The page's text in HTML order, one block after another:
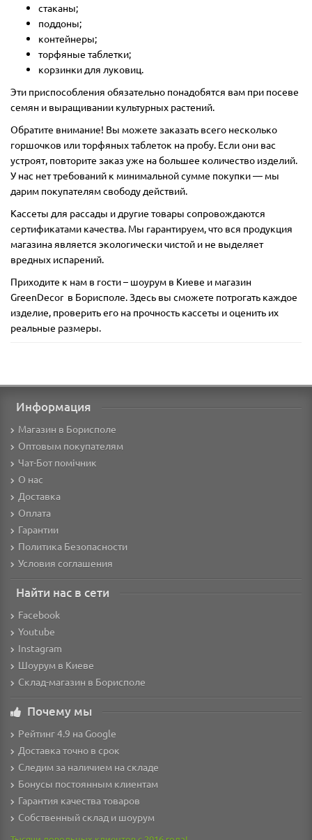
стаканы;
поддоны;
контейнеры;
торфяные таблетки;
корзинки для луковиц.
Эти приспособления обязательно понадобятся вам при посеве
семян и выращивании культурных растений.
Обратите внимание! Вы можете заказать всего несколько
горшочков или торфяных таблеток на пробу. Если они вас
устроят, повторите заказ уже на большее количество изделий.
У нас нет требований к минимальной сумме покупки — мы
дарим покупателям свободу действий.
Кассеты для рассады и другие товары сопровождаются
сертификатами качества. Мы гарантируем, что вся продукция
магазина является экологически чистой и не выделяет
вредных испарений.
Приходите к нам в гости – шоурум в Киеве и магазин
GreenDecor в Борисполе. Здесь вы сможете потрогать каждое
изделие, проверить его на прочность кассеты и оценить их
реальные размеры.
Информация
Магазин в Борисполе
Оптовым покупателям
Чат-Бот помічник
О нас
Доставка
Оплата
Гарантии
Политика Безопасности
Условия соглашения
Найти нас в сети
Facebook
Youtube
Instagram
Шоурум в Киеве
Склад-магазин в Борисполе
Почему мы
Рейтинг 4.9 на Google
Доставка точно в срок
Следим за наличием на складе
Бонусы постоянным клиентам
Гарантия качества товаров
Собственный склад и шоурум